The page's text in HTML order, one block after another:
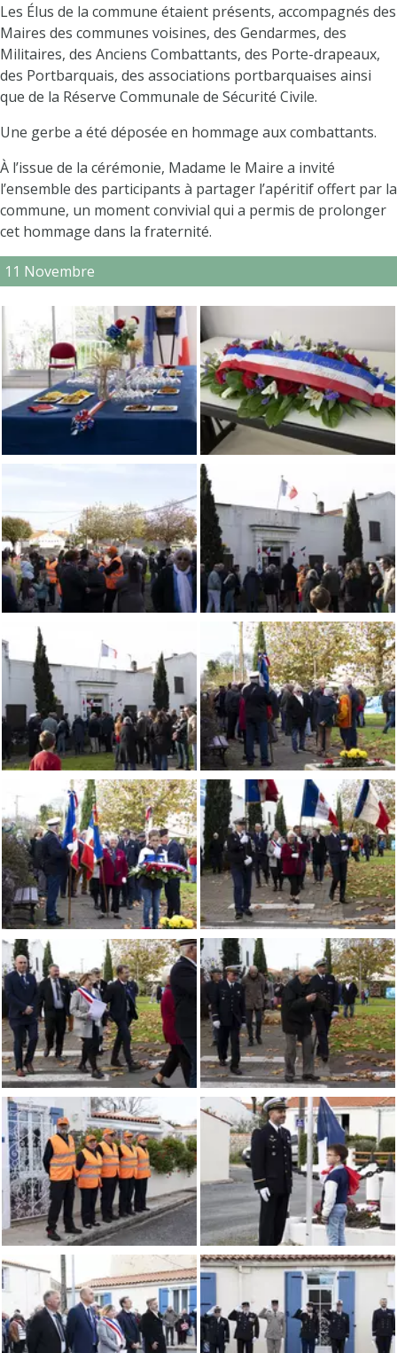
Les Élus de la commune étaient présents, accompagnés des
Maires des communes voisines, des Gendarmes, des
Militaires, des Anciens Combattants, des Porte-drapeaux,
des Portbarquais, des associations portbarquaises ainsi
que de la Réserve Communale de Sécurité Civile.
Une gerbe a été déposée en hommage aux combattants.
À l’issue de la cérémonie, Madame le Maire a invité
l’ensemble des participants à partager l’apéritif offert par la
commune, un moment convivial qui a permis de prolonger
cet hommage dans la fraternité.
11 Novembre